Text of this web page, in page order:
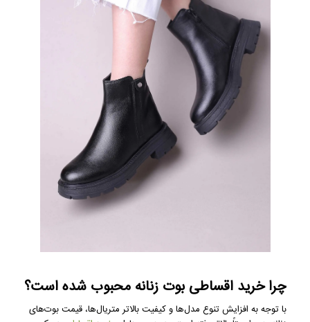
چرا خرید اقساطی بوت زنانه محبوب شده است؟
با توجه به افزایش تنوع مدل‌ها و کیفیت بالاتر متریال‌ها، قیمت بوت‌های